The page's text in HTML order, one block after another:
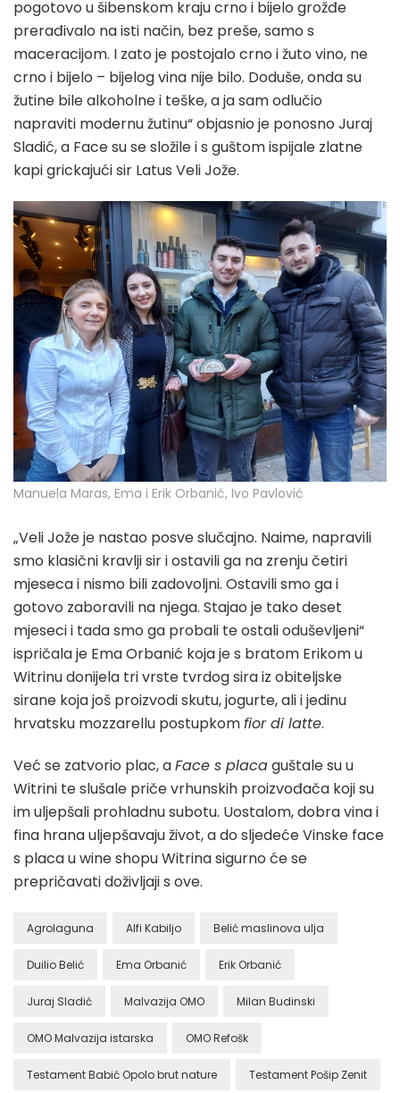
pogotovo u šibenskom kraju crno i bijelo grožđe
prerađivalo na isti način, bez preše, samo s
maceracijom. I zato je postojalo crno i žuto vino, ne
crno i bijelo – bijelog vina nije bilo. Doduše, onda su
žutine bile alkoholne i teške, a ja sam odlučio
napraviti modernu žutinu“ objasnio je ponosno Juraj
Sladić, a Face su se složile i s guštom ispijale zlatne
kapi grickajući sir Latus Veli Jože.
Manuela Maras, Ema i Erik Orbanić, Ivo Pavlović
„Veli Jože je nastao posve slučajno. Naime, napravili
smo klasični kravlji sir i ostavili ga na zrenju četiri
mjeseca i nismo bili zadovoljni. Ostavili smo ga i
gotovo zaboravili na njega. Stajao je tako deset
mjeseci i tada smo ga probali te ostali oduševljeni“
ispričala je Ema Orbanić koja je s bratom Erikom u
Witrinu donijela tri vrste tvrdog sira iz obiteljske
sirane koja još proizvodi skutu, jogurte, ali i jedinu
hrvatsku mozzarellu postupkomfior di latte.
Već se zatvorio plac, aFace s placaguštale su u
Witrini te slušale priče vrhunskih proizvođača koji su
im uljepšali prohladnu subotu. Uostalom, dobra vina i
fina hrana uljepšavaju život, a do sljedeće Vinske face
s placa u wine shopu Witrina sigurno će se
prepričavati doživljaji s ove.
Agrolaguna Alfi Kabiljo Belić maslinova ulja
Duilio Belić Ema Orbanić Erik Orbanić
Juraj Sladić Malvazija OMO Milan Budinski
OMO Malvazija istarska OMO Refošk
Testament Babić Opolo brut nature Testament Pošip Zenit